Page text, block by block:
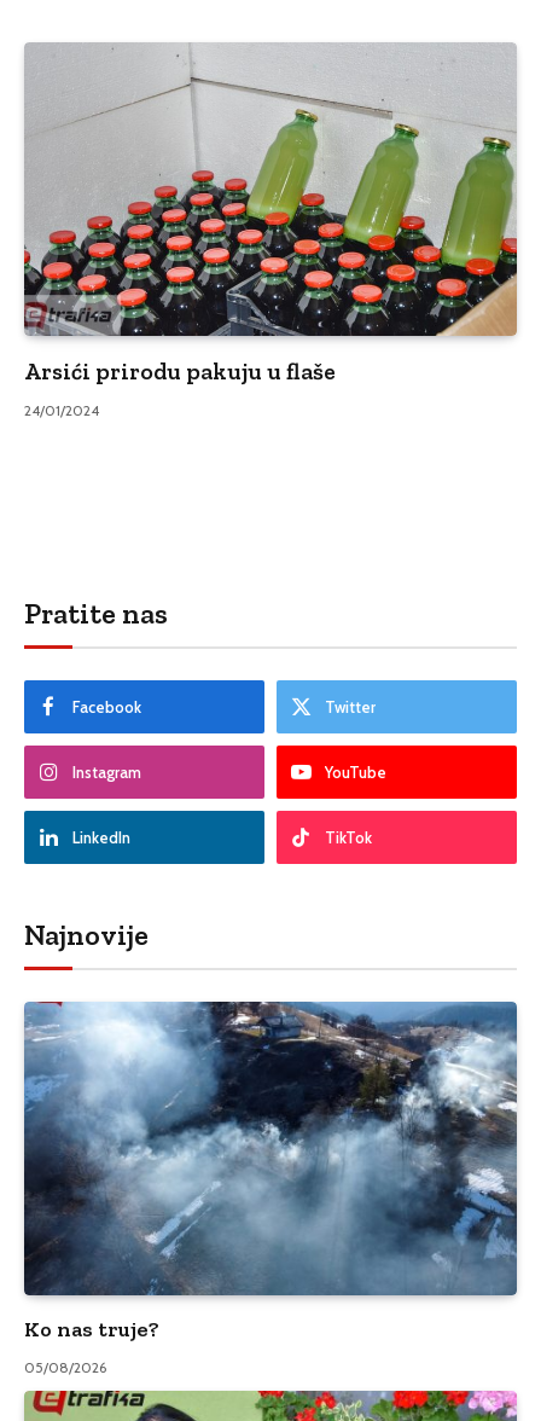
Arsići prirodu pakuju u flaše
24/01/2024
Pratite nas
Facebook Twitter
Instagram YouTube
LinkedIn TikTok
Najnovije
Ko nas truje?
05/08/2026